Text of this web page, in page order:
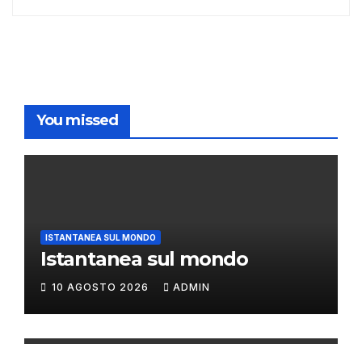
You missed
ISTANTANEA SUL MONDO
Istantanea sul mondo
10 AGOSTO 2026 ADMIN